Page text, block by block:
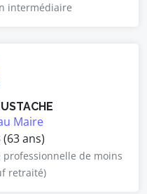
intermédiaire
Maire
ans)
professionnelle de moins
retraité)